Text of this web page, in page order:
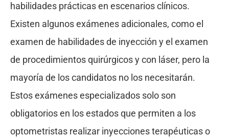
habilidades prácticas en escenarios clínicos.
Existen algunos exámenes adicionales, como el
examen de habilidades de inyección y el examen
de procedimientos quirúrgicos y con láser, pero la
mayoría de los candidatos no los necesitarán.
Estos exámenes especializados solo son
obligatorios en los estados que permiten a los
optometristas realizar inyecciones terapéuticas o